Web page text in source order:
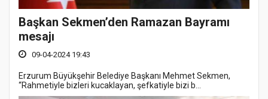
Başkan Sekmen’den Ramazan Bayramı
mesajı
09-04-2024 19:43
Erzurum Büyükşehir Belediye Başkanı Mehmet Sekmen,
“Rahmetiyle bizleri kucaklayan, şefkatiyle bizi b...